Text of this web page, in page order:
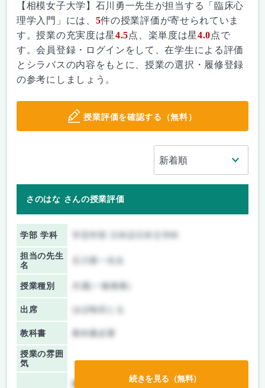
【相模女子大学】石川勇一先生が担当する「臨床心
理学入門」には、 5件の授業評価が寄せられていま
す。授業の充実度は星4.5点、楽単度は星4.0点で
す。会員登録・ログインをして、在学生による評価
とシラバスの内容をもとに、授業の選択・履修登録
の参考にしましょう。
授業評価を確認する（無料）
さのはな さんの授業評価
学部 学科
担当の先生
名
授業種別 共通(一般教養)
出席 ほぼ毎回とる
教科書 教科書必要
授業の雰囲
気
前期/中間：
レポートのみ
続きを見る（無料）